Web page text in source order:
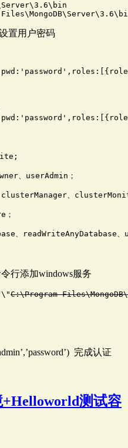
置用户密码
、userAdmin；
clusterManager、
；
、readWriteAnyDatabase
行添加windows服务
C:\Program
完成认证
测试容